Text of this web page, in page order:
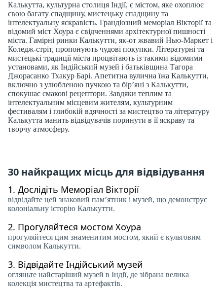
Калькутта, культурна столиця Індії, є містом, яке охоплює
свою багату спадщину, мистецьку спадщину та
інтелектуальну яскравість. Грандіозний меморіал Вікторії та
відомий міст Хоура є свідченнями архітектурної пишності
міста. Гамірні ринки Калькутти, як-от жвавий Нью-Маркет і
Коледж-стріт, пропонують чудові покупки. Літературні та
мистецькі традиції міста процвітають із такими відомими
установами, як Індійський музей і батьківщина Тагора
Джорасанко Тхакур Барі. Апетитна вулична їжа Калькутти,
включно з улюбленою пучкою та бір’яні з Калькутти,
спокушає смакові рецептори. Завдяки теплим та
інтелектуальним місцевим жителям, культурним
фестивалям і глибокій вдячності за мистецтво та літературу
Калькутта манить відвідувачів поринути в її яскраву та
творчу атмосферу.
30 найкращих місць для відвідування
1. Дослідіть Меморіал Вікторії
відвідайте цей знаковий пам’ятник і музей, що демонструє
колоніальну історію Калькутти.
2. Прогуляйтеся мостом Хоура
прогуляйтеся цим знаменитим мостом, який є культовим
символом Калькутти.
3. Відвідайте Індійський музей
огляньте найстаріший музей в Індії, де зібрана велика
колекція мистецтва та артефактів.